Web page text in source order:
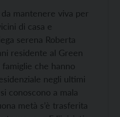
da mantenere viva per
di casa e
serena Roberta
residente al Green
che hanno
negli ultimi
conoscono a mala
metà s’è trasferita